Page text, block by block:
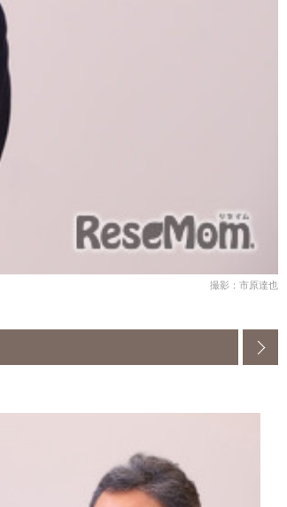
撮影：市原達也